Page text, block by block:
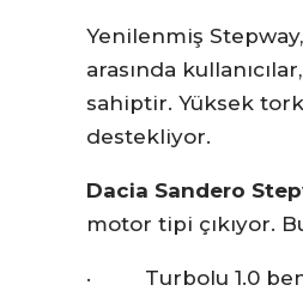
Yenilenmiş
arasında
sahiptir. Yüksek
destekliyor.
Dacia Sandero
motor tipi çıkıyor.
· Turbolu 1.0